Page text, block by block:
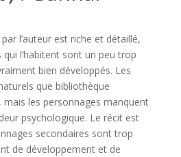
l’auteur est riche et détaillé,
l’habitent sont un peu trop
bien développés. Les
que bibliothèque
mais les personnages manquent
psychologique. Le récit est
secondaires sont trop
de développement et de